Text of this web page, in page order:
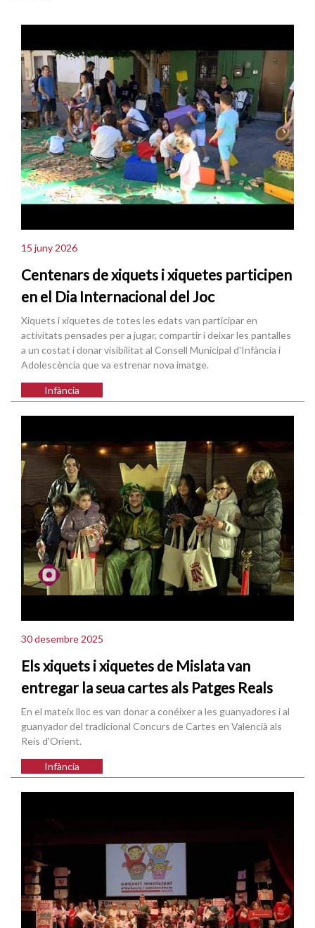
15 juny 2026
Centenars de xiquets i xiquetes participen
en el Dia Internacional del Joc
Xiquets i xiquetes de totes les edats van participar en
activitats pensades per a jugar, compartir i deixar les pantalles
a un costat i donar visibilitat al Consell Municipal d'Infància i
Adolescència que va estrenar nova imatge.
Infància
30 desembre 2025
Els xiquets i xiquetes de Mislata van
entregar la seua cartes als Patges Reals
En el mateix lloc es van donar a conéixer a les guanyadores i al
guanyador del tradicional Concurs de Cartes en Valencià als
Reis d'Orient.
Infància